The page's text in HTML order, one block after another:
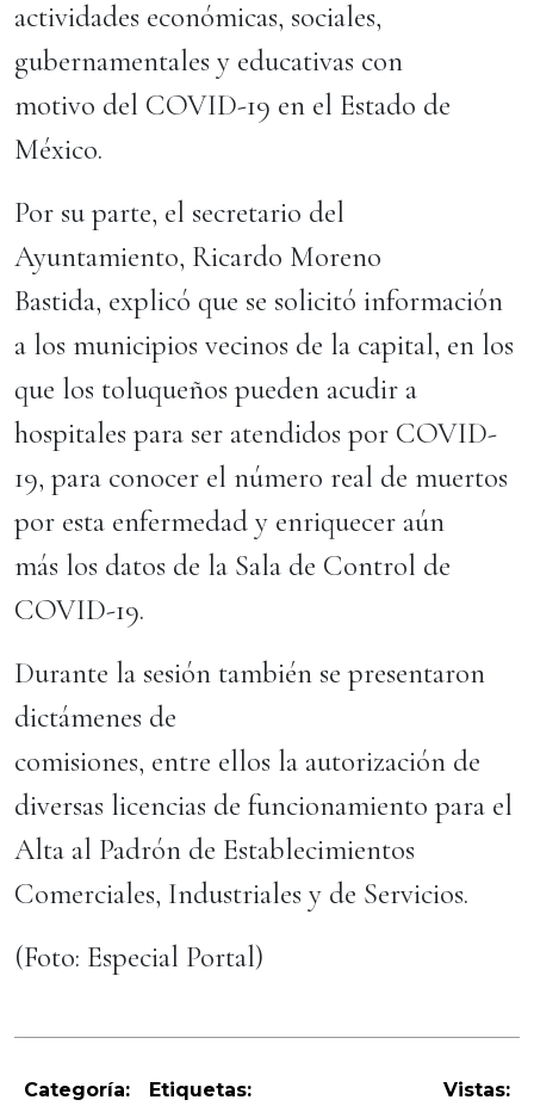
actividades económicas, sociales,
gubernamentales y educativas con
motivo del COVID-19 en el Estado de
México.
Por su parte, el secretario del
Ayuntamiento, Ricardo Moreno
Bastida, explicó que se solicitó información
a los municipios vecinos de la capital, en los
que los toluqueños pueden acudir a
hospitales para ser atendidos por COVID-
19, para conocer el número real de muertos
por esta enfermedad y enriquecer aún
más los datos de la Sala de Control de
COVID-19.
Durante la sesión también se presentaron
dictámenes de
comisiones, entre ellos la autorización de
diversas licencias de funcionamiento para el
Alta al Padrón de Establecimientos
Comerciales, Industriales y de Servicios.
(Foto: Especial Portal)
Categoría:
Etiquetas: Vistas: